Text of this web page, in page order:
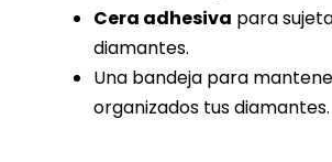
Cera adhesiva para
diamantes.
Una bandeja para
organizados tus diamantes.